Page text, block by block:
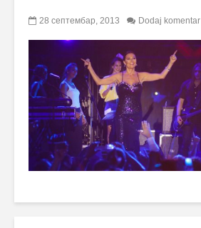
28 септембар, 2013 Dodaj komentar